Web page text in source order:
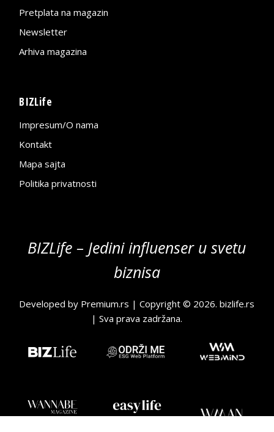
Pretplata na magazin
Newsletter
Arhiva magazina
BIZLife
Impresum/O nama
Kontakt
Mapa sajta
Politika privatnosti
BIZLife – Jedini influenser u svetu
biznisa
Developed by Premium.rs | Copyright © 2026.bizlife.rs
| Sva prava zadržana.